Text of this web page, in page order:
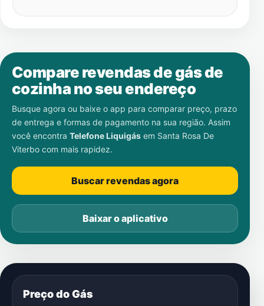
Compare revendas de gás de
cozinha no seu endereço
Busque agora ou baixe o app para comparar preço, prazo
de entrega e formas de pagamento na sua região. Assim
você encontra Telefone Liquigás em Santa Rosa De
Viterbo com mais rapidez.
Buscar revendas agora
Baixar o aplicativo
Preço do Gás